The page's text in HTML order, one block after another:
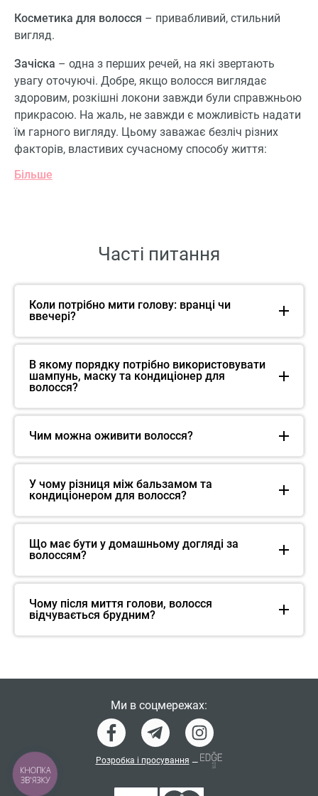
обважнює.
Косметика для волосся – привабливий, стильний
вигляд.
Зачіска – одна з перших речей, на які звертають
увагу оточуючі. Добре, якщо волосся виглядає
здоровим, розкішні локони завжди були справжньою
прикрасою. На жаль, не завжди є можливість надати
їм гарного вигляду. Цьому заважає безліч різних
факторів, властивих сучасному способу життя:
Більше
Часті питання
Коли потрібно мити голову: вранці чи
ввечері?
В якому порядку потрібно використовувати
шампунь, маску та кондиціонер для
волосся?
Чим можна оживити волосся?
У чому різниця між бальзамом та
кондиціонером для волосся?
Що має бути у домашньому догляді за
волоссям?
Чому після миття голови, волосся
відчувається брудним?
Ми в соцмережах:
Розробка і просування —
КНОПКА
ЗВ'ЯЗКУ